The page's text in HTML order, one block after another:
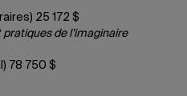
25 172 $
de l’imaginaire
78 750 $